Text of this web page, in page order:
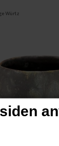
Würtz